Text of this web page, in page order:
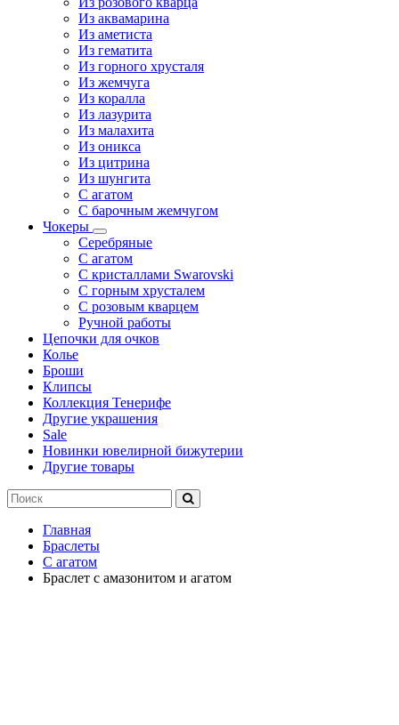
Из аквамарина
Из аметиста
Из гематита
Из горного хрусталя
Из жемчуга
Из коралла
Из лазурита
Из малахита
Из оникса
Из цитрина
Из шунгита
С агатом
С барочным жемчугом
Чокеры
Серебряные
С агатом
С кристаллами Swarovski
С горным хрусталем
С розовым кварцем
Ручной работы
Цепочки для очков
Колье
Броши
Клипсы
Коллекция Тенерифе
Другие украшения
Sale
Новинки ювелирной бижутерии
Другие товары
Главная
Браслеты
С агатом
Браслет с амазонитом и агатом